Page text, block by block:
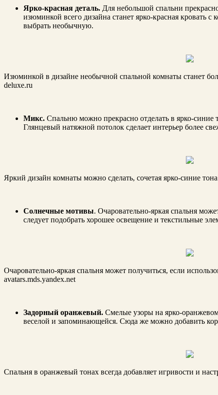
Ярко-красная деталь. Для небольшой спальни
изюминкой всего дизайна станет ярко-красная кровать
выбрать необычную.
Изюминкой в дизайне необычной спальной комнаты станет
deluxe.ru
Микс. Спальню можно прекрасно отделать в ярко-
Глянцевый натяжной потолок сделает интерьер более
Яркий дизайн комнаты можно сделать, сочетая ярко-синие
Солнечные мотивы. Очаровательно-яркая спальня
следует подобрать хорошее освещение и текстильные
Очаровательно-яркая спальня может получиться, если
avatars.mds.yandex.net
Задорный оранжевый. Смелые узоры на ярко-
веселой и запоминающейся. Сюда же можно добавить
Спальня в оранжевый тонах всегда добавляет игривости и